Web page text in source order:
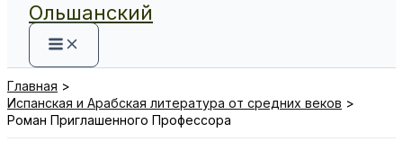
Ольшанский
Главная
Испанская и Арабская литература от средних веков
Роман Приглашенного Профессора